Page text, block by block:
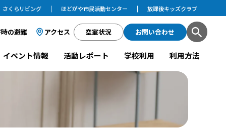
さくらリビング ほどがや市民活動センター 放課後キッズクラブ
の避難 アクセス 空室状況 お問い合わせ
イベント情報 活動レポート 学校利用 利用方法